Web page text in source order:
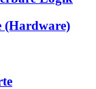
(Hardware)